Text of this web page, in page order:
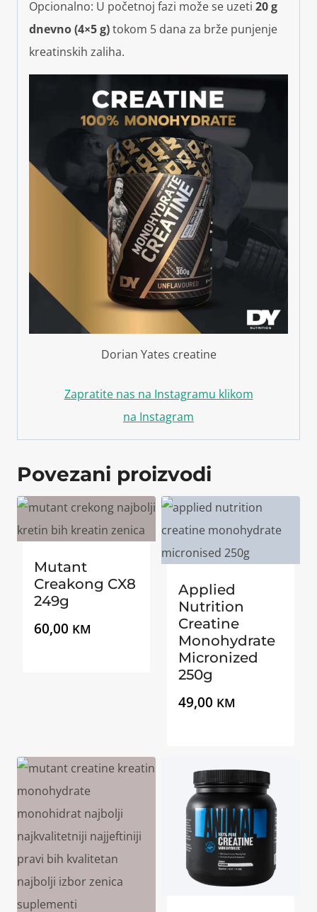
Opcionalno: U početnoj fazi može se uzeti 20 g
dnevno (4×5 g)tokom 5 dana za brže punjenje
kreatinskih zaliha.
Dorian Yates creatine
Zapratite nas na Instagramu klikom
na Instagram
Povezani proizvodi
Mutant
Creakong CX8
249g
60,00 KM
Applied
Nutrition
Creatine
Monohydrate
Micronized
250g
49,00 KM